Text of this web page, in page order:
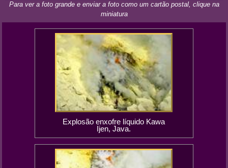
Para ver a foto grande e enviar a foto como um cartão postal, clique na
miniatura
Explosão enxofre líquido Kawa
Ijen, Java.